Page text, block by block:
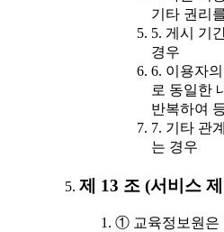
기타 권리
5. 게시 기
경우
6. 이용자
로 동일한
반복하여
7. 기타 관
는 경우
제 13 조 (서비스
① 교육정보원은